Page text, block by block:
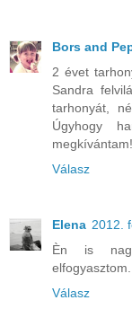
Bors and
2 évet
Sandra
tarhonyát,
Úgyhogy
megkívántam!
Válasz
Elena 2012.
Èn is
Válasz